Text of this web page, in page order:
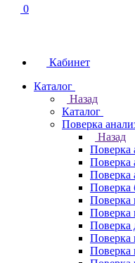
0
Кабинет
Каталог
Назад
Каталог
Поверка
Назад
Поверка
Поверка
Поверка
Поверка
Поверка
Поверка
Поверка
Поверка
Поверка